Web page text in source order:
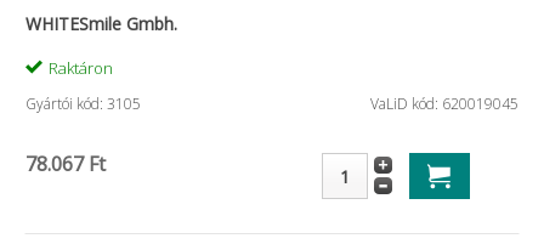
WHITESmile Gmbh.
Raktáron
Gyártói kód: 3105 VaLiD kód: 620019045
78.067 Ft